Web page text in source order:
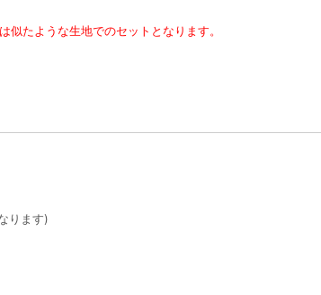
たような生地でのセットとなります。
ります)